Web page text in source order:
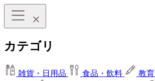
カテゴリ
雑貨・日用品 食品・飲料 教育